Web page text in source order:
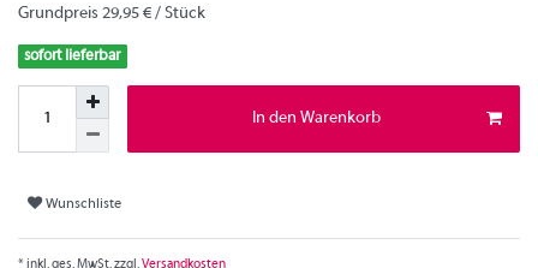
Grundpreis 29,95 € / Stück
sofort lieferbar
In den Warenkorb
Wunschliste
* inkl. ges. MwSt. zzgl.Versandkosten